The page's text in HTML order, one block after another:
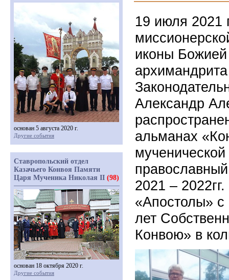
19 июля 2021
иконы
Александр
альманах
2021 –
«Апостолы»
лет
Конвою» в
основан 5 августа 2020 г.
Другие события
Ставропольский отдел
Казачьего Конвоя Памяти
Царя Мученика Николая II (98)
основан 18 октября 2020 г.
Другие события